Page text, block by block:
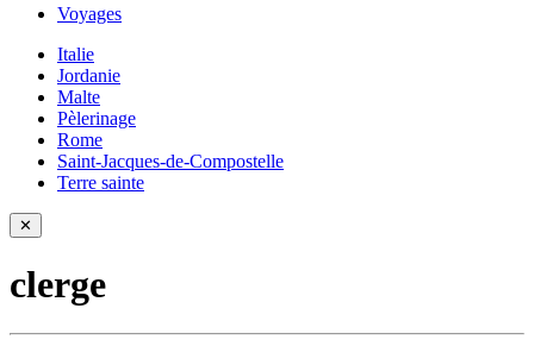
Voyages
Italie
Jordanie
Malte
Pèlerinage
Rome
Saint-Jacques-de-Compostelle
Terre sainte
✕
clerge